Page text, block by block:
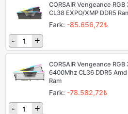
CORSAIR Vengeance
CL38 EXPO/XMP DDR5
Fark: -85.656,72₺
- +
CORSAIR Vengeance
6400Mhz CL36 DDR5
Ram
Fark: -78.582,72₺
- +